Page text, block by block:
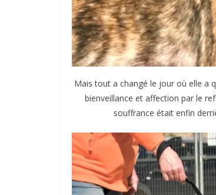
Mais tout a changé le jour où elle a
bienveillance et affection par le
souffrance était enfin